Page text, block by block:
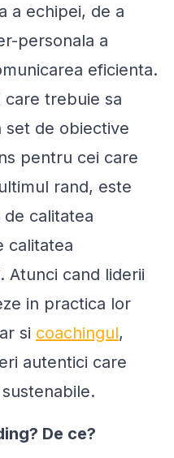
a echipei, de a
personala a
eficienta.
trebuie sa
set de obiective
pentru cei care
rand, este
calitatea
calitatea
Atunci cand liderii
in practica lor
si coachingul,
autentici care
De ce?